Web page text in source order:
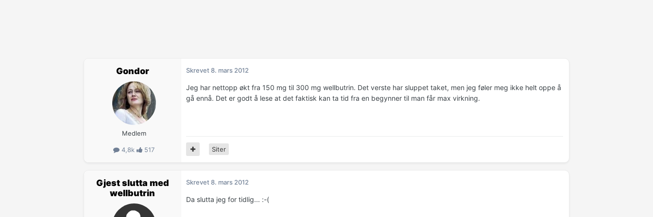
Gondor
Medlem
4,8k 517
Skrevet8. mars 2012
Jeg har nettopp økt fra 150 mg til 300 mg wellbutrin. Det verste har sluppet taket, men jeg føler meg ikke helt oppe å
gå ennå. Det er godt å lese at det faktisk kan ta tid fra en begynner til man får max virkning.
Siter
Gjest slutta med
wellbutrin
Skrevet8. mars 2012
Da slutta jeg for tidlig... :-(